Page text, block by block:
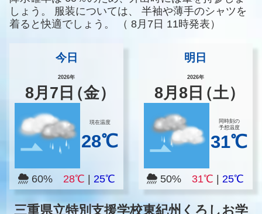
しょう。
服装については、
半袖や薄手のシャツを
着ると快適でしょう。
（ 8月7日 11時発表）
今日
2026年
8月 7 日（金）
現在温度
28℃
60% 28℃ 25℃
明日
2026年
8月8 日（土）
同時刻の
予想温度
31℃
50% 31℃ |25℃
三重県立特別支援学校東紀州くろしお学